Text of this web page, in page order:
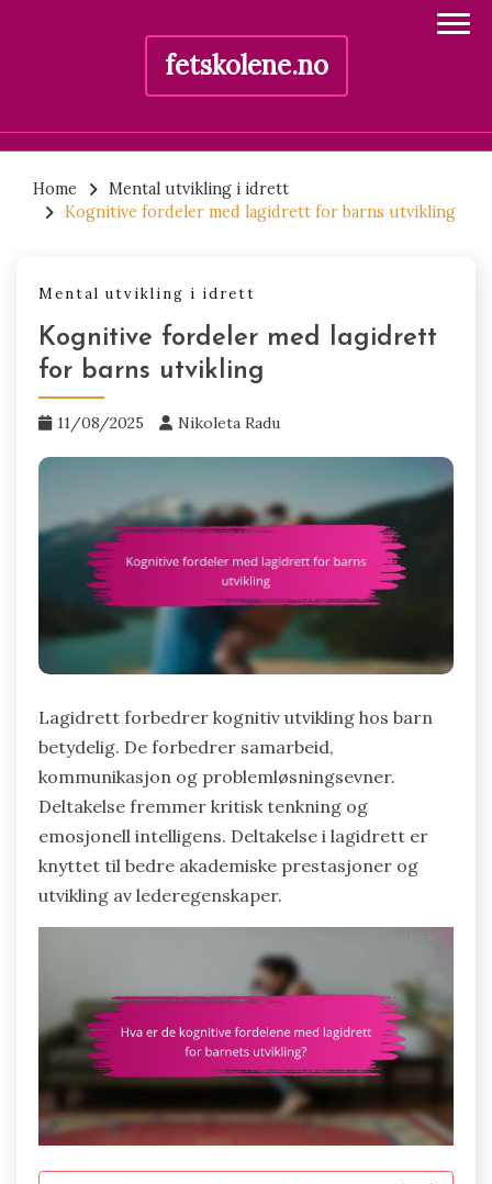
fetskolene.no
content
Home
Mental utvikling i idrett
Kognitive fordeler med lagidrett for barns utvikling
Mental utvikling i idrett
Kognitive fordeler med lagidrett
for barns utvikling
11/08/2025 Nikoleta Radu
Lagidrett forbedrer kognitiv utvikling hos barn
betydelig. De forbedrer samarbeid,
kommunikasjon og problemløsningsevner.
Deltakelse fremmer kritisk tenkning og
emosjonell intelligens. Deltakelse i lagidrett er
knyttet til bedre akademiske prestasjoner og
utvikling av lederegenskaper.